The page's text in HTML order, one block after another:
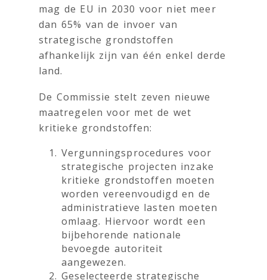
mag de EU in 2030 voor niet meer
dan 65% van de invoer van
strategische grondstoffen
afhankelijk zijn van één enkel derde
land.
De Commissie stelt zeven nieuwe
maatregelen voor met de wet
kritieke grondstoffen:
Vergunningsprocedures voor
strategische projecten inzake
kritieke grondstoffen moeten
worden vereenvoudigd en de
administratieve lasten moeten
omlaag. Hiervoor wordt een
bijbehorende nationale
bevoegde autoriteit
aangewezen.
Geselecteerde strategische